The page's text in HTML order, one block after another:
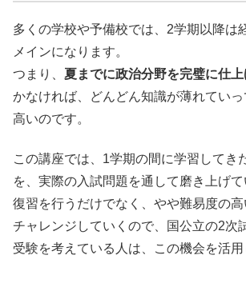
多くの学校や予備校では、2学期以降は
メインになります。
つまり、 夏までに政治分野を完璧に仕
かなければ、どんどん知識が薄れてい
高いのです。
この講座では、1学期の間に学習してき
を、実際の入試問題を通して磨き上げて
復習を行うだけでなく、やや難易度の
チャレンジしていくので、国公立の2次
受験を考えている人は、この機会を活用